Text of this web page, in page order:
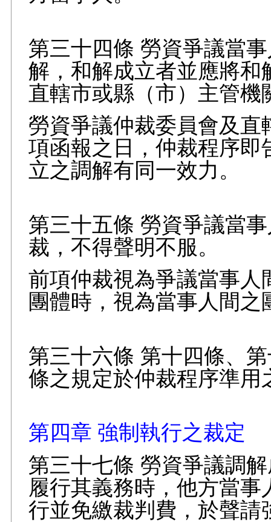
第三十四條 勞資爭議當
解，和解成立者並應將
直轄市或縣（市）主管機
勞資爭議仲裁委員會及
項函報之日，仲裁程序
立之調解有同一效力。
第三十五條 勞資爭議當
裁，不得聲明不服。
前項仲裁視為爭議當事
團體時，視為當事人間之
第三十六條 第十四條、
條之規定於仲裁程序準用
第四章 強制執行之裁定
第三十七條 勞資爭議調
履行其義務時，他方當
行並免繳裁判費，於聲請